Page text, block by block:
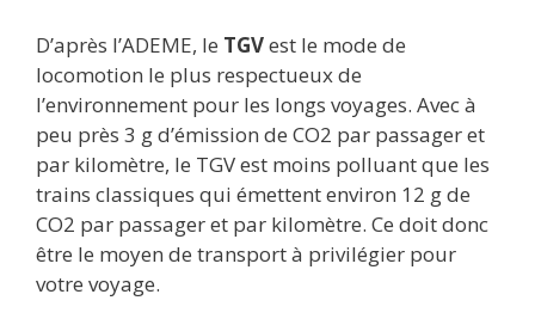
D’après l’ADEME, le TGVest le mode de
locomotion le plus respectueux de
l’environnement pour les longs voyages. Avec à
peu près 3 g d’émission de CO2 par passager et
par kilomètre, le TGV est moins polluant que les
trains classiques qui émettent environ 12 g de
CO2 par passager et par kilomètre. Ce doit donc
être le moyen de transport à privilégier pour
votre voyage.